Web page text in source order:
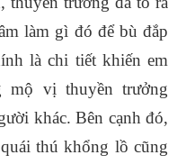
làm gì đó để bù đắp
là chi tiết khiến em
mộ vị thuyền trưởng
khác. Bên cạnh đó,
thú khổng lồ cũng